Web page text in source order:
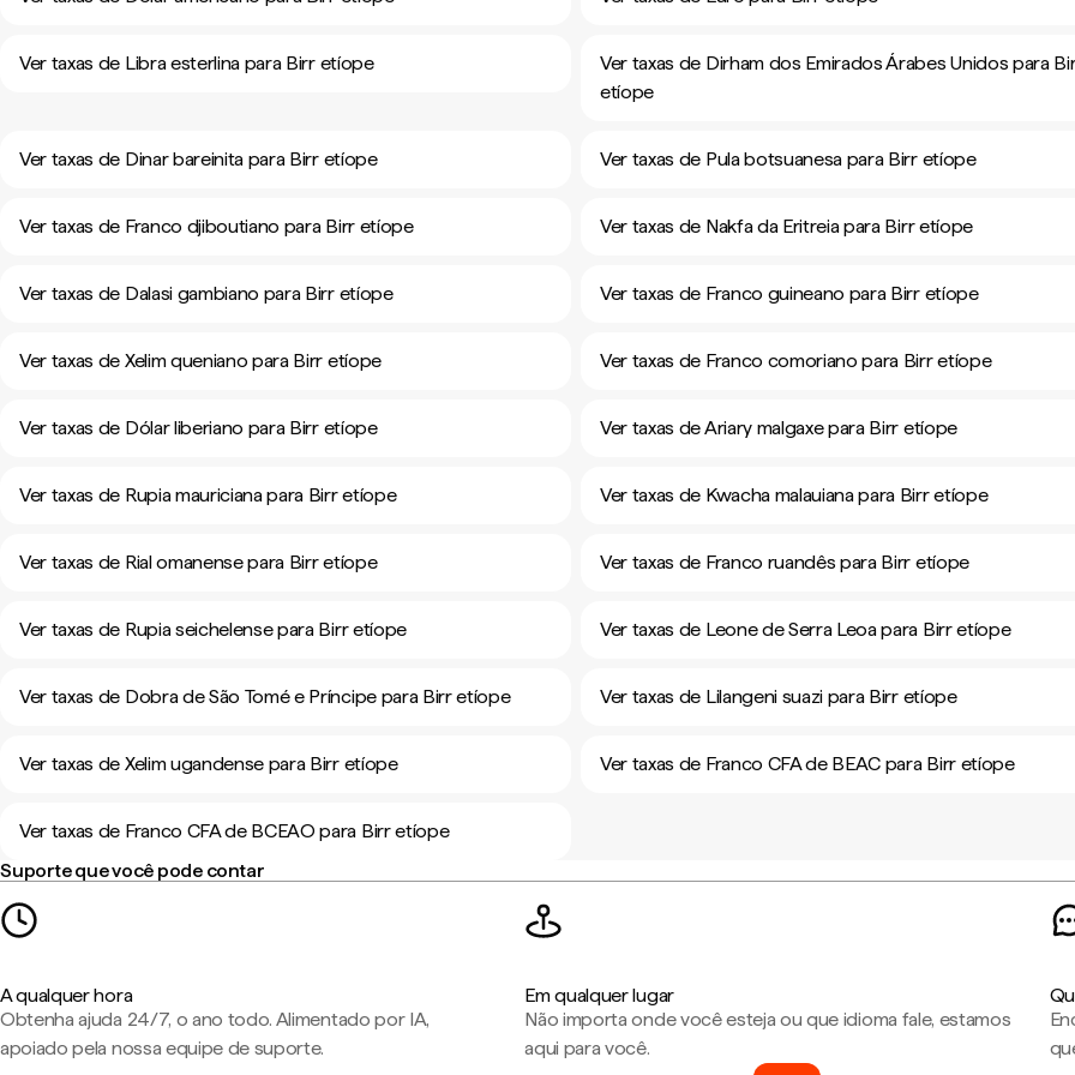
Ver taxas de Libra esterlina para Birr etíope
Ver taxas de Dirham dos Emirados Árabes Unidos para
etíope
Ver taxas de Dinar bareinita para Birr etíope Ver taxas de Pula botsuanesa para Birr etíope
Ver taxas de Franco djiboutiano para Birr etíope Ver taxas de Nakfa da Eritreia para Birr etíope
Ver taxas de Dalasi gambiano para Birr etíope Ver taxas de Franco guineano para Birr etíope
Ver taxas de Xelim queniano para Birr etíope Ver taxas de Franco comoriano para Birr etíope
Ver taxas de Dólar liberiano para Birr etíope Ver taxas de Ariary malgaxe para Birr etíope
Ver taxas de Rupia mauriciana para Birr etíope Ver taxas de Kwacha malauiana para Birr etíope
Ver taxas de Rial omanense para Birr etíope Ver taxas de Franco ruandês para Birr etíope
Ver taxas de Rupia seichelense para Birr etíope Ver taxas de Leone de Serra Leoa para Birr etíope
Ver taxas de Dobra de São Tomé e Príncipe para Birr etíope Ver taxas de Lilangeni suazi para Birr etíope
Ver taxas de Xelim ugandense para Birr etíope Ver taxas de Franco CFA de BEAC para Birr etíope
Ver taxas de Franco CFA de BCEAO para Birr etíope
Suporte que você pode contar
A qualquer hora
Obtenha ajuda 24/7, o ano todo. Alimentado por IA,
apoiado pela nossa equipe de suporte.
Em qualquer lugar
Não importa onde você esteja ou que idioma fale, estamos
aqui para você.